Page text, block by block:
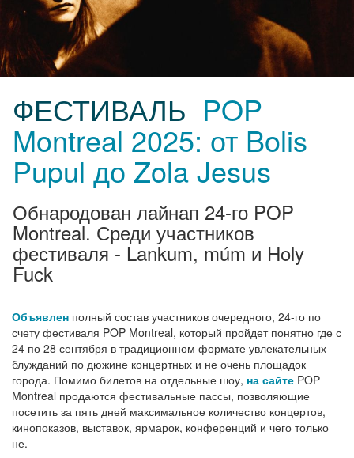
ФЕСТИВАЛЬ POP
Montreal 2025: от Bolis
Pupul до Zola Jesus
Обнародован лайнап 24-го POP
Montreal. Среди участников
фестиваля - Lankum, múm и Holy
Fuck
Объявлен полный состав участников очередного, 24-го по
счету фестиваля POP Montreal, который пройдет понятно где с
24 по 28 сентября в традиционном формате увлекательных
блужданий по дюжине концертных и не очень площадок
города. Помимо билетов на отдельные шоу, на сайте POP
Montreal продаются фестивальные пассы, позволяющие
посетить за пять дней максимальное количество концертов,
кинопоказов, выставок, ярмарок, конференций и чего только
не.